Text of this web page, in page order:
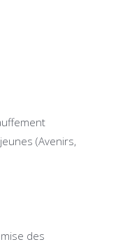
(Avenirs,
des